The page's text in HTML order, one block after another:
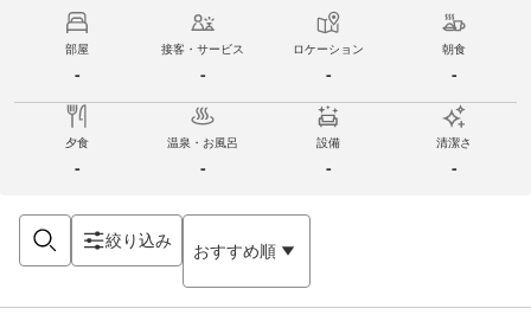
部屋
-
接客・サービス
-
ロケーション
-
朝食
-
夕食
-
温泉・お風呂
-
設備
-
清潔さ
-
絞り込み おすすめ順